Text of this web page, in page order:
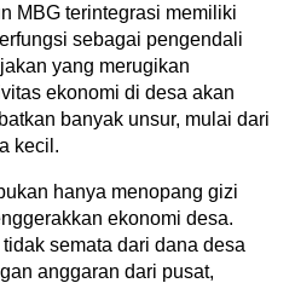
MBG terintegrasi memiliki
sebagai pengendali
yang merugikan
ekonomi di desa akan
banyak unsur, mulai dari
kecil.
hanya menopang gizi
ekonomi desa.
semata dari dana desa
anggaran dari pusat,